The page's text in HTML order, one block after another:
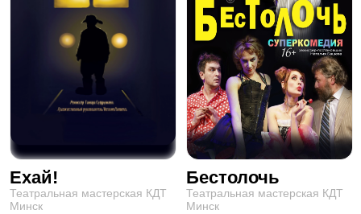
Ехай!
Театральная мастерская КДТ
Минск
Бестолочь
Театральная мастерская КДТ
Минск